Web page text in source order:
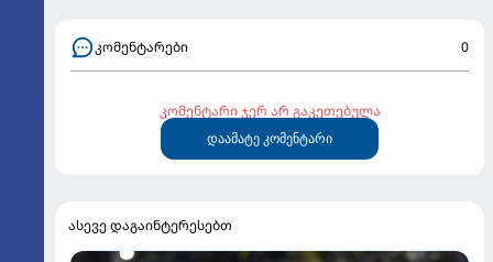
კომენტარები 0
კომენტარი ჯერ არ გაკეთებულა
დაამატე კომენტარი
ასევე დაგაინტერესებთ